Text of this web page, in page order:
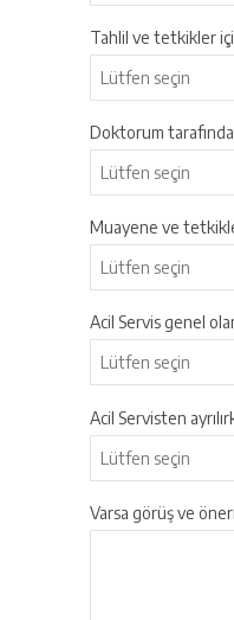
Tahlil ve tetkikler
Doktorum
Muayene ve
Acil Servis genel
Acil Servisten
Varsa görüş ve